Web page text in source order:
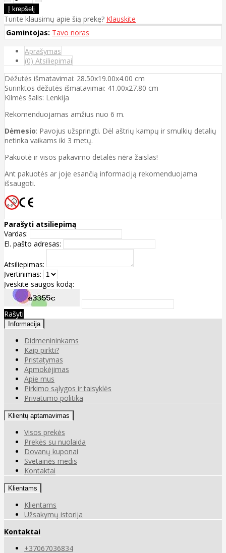
Turite klausimų apie šią prekę? Klauskite
Gamintojas: Tavo noras
Aprašymas
(0) Atsiliepimai
Dėžutės išmatavimai: 28.50x19.00x4.00 cm
Surinktos dėžutės išmatavimai: 41.00x27.80 cm
Kilmės šalis: Lenkija
Rekomenduojamas amžius nuo 6 m.
Dėmesio: Pavojus užspringti. Dėl aštrių kampų ir smulkių detalių
netinka vaikams iki 3 metų.
Pakuotė ir visos pakavimo detalės nėra žaislas!
Ant pakuotės ar joje esančią informaciją rekomenduojama
išsaugoti.
Parašyti atsiliepimą
Vardas:
El. pašto adresas:
Atsiliepimas:
Įvertinimas:
Įveskite saugos kodą:
Rašyti
Informacija
Didmenininkams
Kaip pirkti?
Pristatymas
Apmokėjimas
Apie mus
Pirkimo sąlygos ir taisyklės
Privatumo politika
Klientų aptarnavimas
Visos prekės
Prekės su nuolaida
Dovanų kuponai
Svetainės medis
Kontaktai
Klientams
Klientams
Užsakymų istorija
Kontaktai
+37067036834